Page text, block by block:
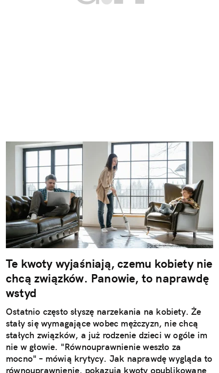
Te kwoty wyjaśniają, czemu kobiety nie
chcą związków. Panowie, to naprawdę
wstyd
Ostatnio często słyszę narzekania na kobiety. Że
stały się wymagające wobec mężczyzn, nie chcą
stałych związków, a już rodzenie dzieci w ogóle im
nie w głowie. "Równouprawnienie weszło za
mocno" – mówią krytycy. Jak naprawdę wygląda to
równouprawnienie, pokazują kwoty opublikowane